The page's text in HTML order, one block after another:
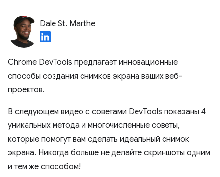
Dale St. Marthe
Chrome DevTools предлагает инновационные
способы создания снимков экрана ваших веб-
проектов.
В следующем видео с советами DevTools показаны 4
уникальных метода и многочисленные советы,
которые помогут вам сделать идеальный снимок
экрана. Никогда больше не делайте скриншоты одним
и тем же способом!